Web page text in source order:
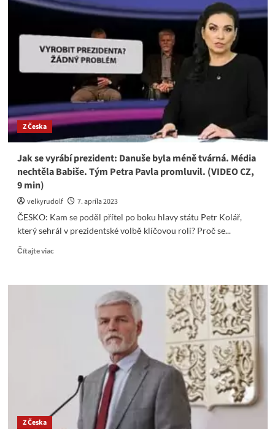
Fiala
20
procent
pod
březnu
by
volby
vyhrálo
drtivě
ANO,
KDU-
jen
Z Česka
Jak se vyrábí prezident: Danuše byla méně tvárná. Média
nechtěla Babiše. Tým Petra Pavla promluvil. (VIDEO CZ,
9 min)
velkyrudolf
7. apríla 2023
ČESKO: Kam se poděl přítel po boku hlavy státu Petr Kolář,
který sehrál v prezidentské volbě klíčovou roli? Proč se...
Čítajte viacRead
Jak
nechtěla
Babiše.
Tým
Z Česka